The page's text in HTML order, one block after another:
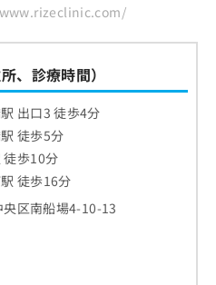
、診療時間）
出口3 徒歩4分
徒歩5分
徒歩10分
徒歩16分
区南船場4-10-13